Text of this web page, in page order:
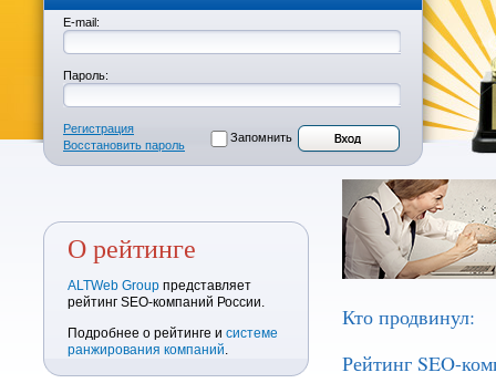
E-mail:
Пароль:
Регистрация
Восстановить пароль
Запомнить
О рейтинге
ALTWeb Group представляет
рейтинг SEO-компаний России.
Подробнее о рейтинге и системе
ранжирования компаний.
Кто продвинул:
Рейтинг SEO-